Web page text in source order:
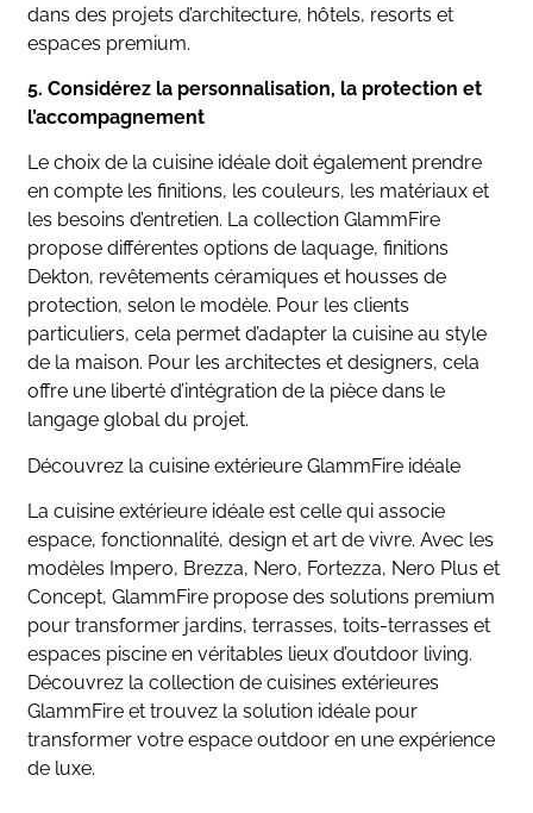
dans des projets d’architecture, hôtels, resorts et
espaces premium.
5. Considérez la personnalisation, la protection et
l’accompagnement
Le choix de la cuisine idéale doit également prendre
en compte les finitions, les couleurs, les matériaux et
les besoins d’entretien. La collection GlammFire
propose différentes options de laquage, finitions
Dekton, revêtements céramiques et housses de
protection, selon le modèle. Pour les clients
particuliers, cela permet d’adapter la cuisine au style
de la maison. Pour les architectes et designers, cela
offre une liberté d’intégration de la pièce dans le
langage global du projet.
Découvrez la cuisine extérieure GlammFire idéale
La cuisine extérieure idéale est celle qui associe
espace, fonctionnalité, design et art de vivre. Avec les
modèles Impero, Brezza, Nero, Fortezza, Nero Plus et
Concept, GlammFire propose des solutions premium
pour transformer jardins, terrasses, toits-terrasses et
espaces piscine en véritables lieux d’outdoor living.
Découvrez la collection de cuisines extérieures
GlammFire et trouvez la solution idéale pour
transformer votre espace outdoor en une expérience
de luxe.